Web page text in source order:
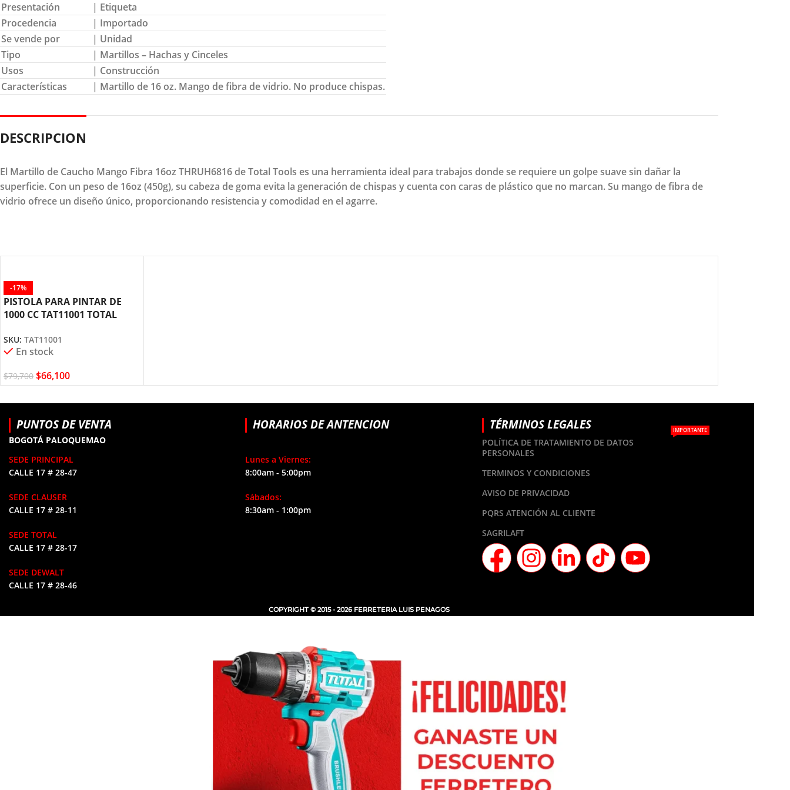
Presentación
| Etiqueta
Procedencia
| Importado
Se vende por
| Unidad
Tipo
| Martillos – Hachas y Cinceles
Usos
| Construcción
Características
| Martillo de 16 oz. Mango de fibra de vidrio. No produce chispas.
DESCRIPCION
El Martillo de Caucho Mango Fibra 16oz THRUH6816 de Total Tools es una herramienta ideal para trabajos donde se requiere un golpe suave sin dañar la
superficie. Con un peso de 16oz (450g), su cabeza de goma evita la generación de chispas y cuenta con caras de plástico que no marcan. Su mango de fibra de
vidrio ofrece un diseño único, proporcionando resistencia y comodidad en el agarre.
-17%
PISTOLA PARA PINTAR DE
1000 CC TAT11001 TOTAL
SKU: TAT11001
En stock
$79,700 $66,100
PUNTOS DE VENTA
BOGOTÁ PALOQUEMAO
SEDE PRINCIPAL
CALLE 17 # 28-47
SEDE CLAUSER
CALLE 17 # 28-11
SEDE TOTAL
CALLE 17 # 28-17
SEDE DEWALT
CALLE 17 # 28-46
HORARIOS DE ANTENCION
Lunes a Viernes:
8:00am - 5:00pm
Sábados:
8:30am - 1:00pm
TÉRMINOS LEGALES
POLÍTICA DE TRATAMIENTO DE DATOS
PERSONALES
IMPORTANTE
TERMINOS Y CONDICIONES
AVISO DE PRIVACIDAD
PQRS ATENCIÓN AL CLIENTE
SAGRILAFT
COPYRIGHT © 2015 - 2026 FERRETERIA LUIS PENAGOS